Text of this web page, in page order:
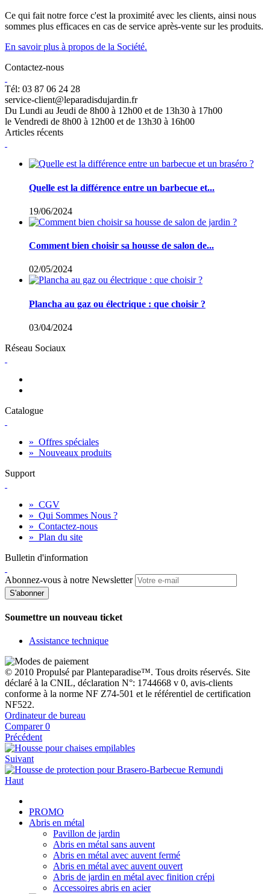
Ce qui fait notre force c'est la proximité avec les clients, ainsi nous
sommes plus efficaces en cas de service après-vente sur les produits.
En savoir plus à propos de la Société.
Contactez-nous
Tél: 03 87 06 24 28
service-client@leparadisdujardin.fr
Du Lundi au Jeudi de 8h00 à 12h00 et de 13h30 à 17h00
le Vendredi de 8h00 à 12h00 et de 13h30 à 16h00
Articles récents
Quelle est la différence entre un barbecue et...
19/06/2024
Comment bien choisir sa housse de salon de...
02/05/2024
Plancha au gaz ou électrique : que choisir ?
03/04/2024
Réseau Sociaux
Catalogue
» Offres spéciales
» Nouveaux produits
Support
» CGV
» Qui Sommes Nous ?
» Contactez-nous
» Plan du site
Bulletin d'information
Abonnez-vous à notre Newsletter
S'abonner
Soumettre un nouveau ticket
Assistance technique
© 2010 Propulsé par Planteparadise™. Tous droits réservés. Site
déclaré à la CNIL, déclaration N°: 1744668 v 0, avis-clients
conforme à la norme NF Z74-501 et le référentiel de certification
NF522.
Ordinateur de bureau
Comparer 0
Précédent
Suivant
Haut
PROMO
Abris en métal
Pavillon de jardin
Abris en métal sans auvent
Abris en métal avec auvent fermé
Abris en métal avec auvent ouvert
Abris de jardin en métal avec finition crépi
Accessoires abris en acier